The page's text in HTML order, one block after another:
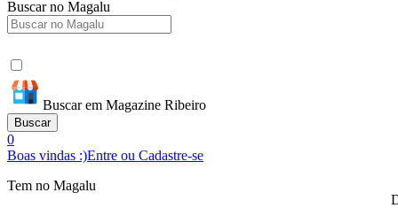
Buscar no Magalu
Buscar em Magazine Ribeiro
Buscar
0
Boas vindas :)Entre ou Cadastre-se
Tem no Magalu